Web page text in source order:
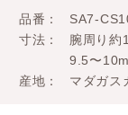
品番
SA7-
寸法
腕周り約
9.5〜
産地
マダガス